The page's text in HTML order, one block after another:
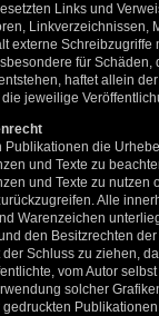
Links und
externe
für
haftet allein
jeweilige
Publikationen die
und Texte zu
und Texte zu nutzen
Alle
Warenzeichen
den Besitzrechten
Schluss zu ziehen,
vom Autor
solcher